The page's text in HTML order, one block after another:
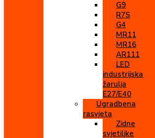
G9
R7S
G4
MR11
MR16
AR111
LED
industrijska
žarulja
E27/E40
Ugradbena
rasvjeta
Zidne
svjetiljke